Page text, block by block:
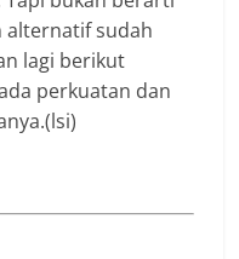
alternatif sudah
lagi berikut
perkuatan dan